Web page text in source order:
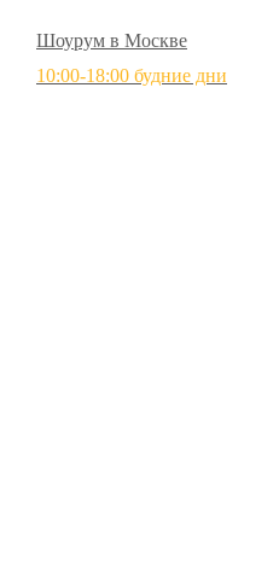
Шоурум в Москве
10:00-18:00 будние дни